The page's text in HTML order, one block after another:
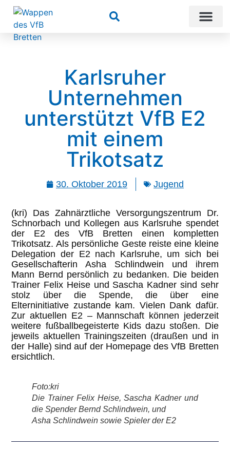
Suchen
Karlsruher
Unternehmen
unterstützt VfB E2
mit einem
Trikotsatz
30. Oktober 2019 Jugend
(kri) Das Zahnärztliche Versorgungszentrum Dr.
Schnorbach und Kollegen aus Karlsruhe spendet
der E2 des VfB Bretten einen kompletten
Trikotsatz. Als persönliche Geste reiste eine kleine
Delegation der E2 nach Karlsruhe, um sich bei
Gesellschafterin Asha Schlindwein und ihrem
Mann Bernd persönlich zu bedanken. Die beiden
Trainer Felix Heise und Sascha Kadner sind sehr
stolz über die Spende, die über eine
Elterninitiative zustande kam. Vielen Dank dafür.
Zur aktuellen E2 – Mannschaft können jederzeit
weitere fußballbegeisterte Kids dazu stoßen. Die
jeweils aktuellen Trainingszeiten (draußen und in
der Halle) sind auf der Homepage des VfB Bretten
ersichtlich.
Foto:kri
Die Trainer Felix Heise, Sascha Kadner und
die Spender Bernd Schlindwein, und
Asha Schlindwein sowie Spieler der E2